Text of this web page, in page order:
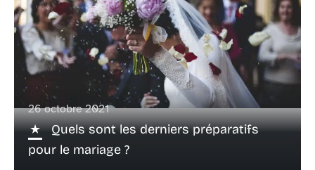
26 octobre 2021
Quels sont les derniers préparatifs
pour le mariage ?